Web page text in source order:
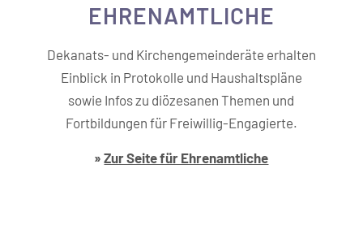
EHREN­AMTLICHE
Dekanats- und Kirchengemeinderäte erhalten
Einblick in Protokolle und Haushaltspläne
sowie Infos zu diözesanen Themen und
Fortbildungen für Freiwillig-Engagierte.
»Zur Seite für Ehrenamtliche